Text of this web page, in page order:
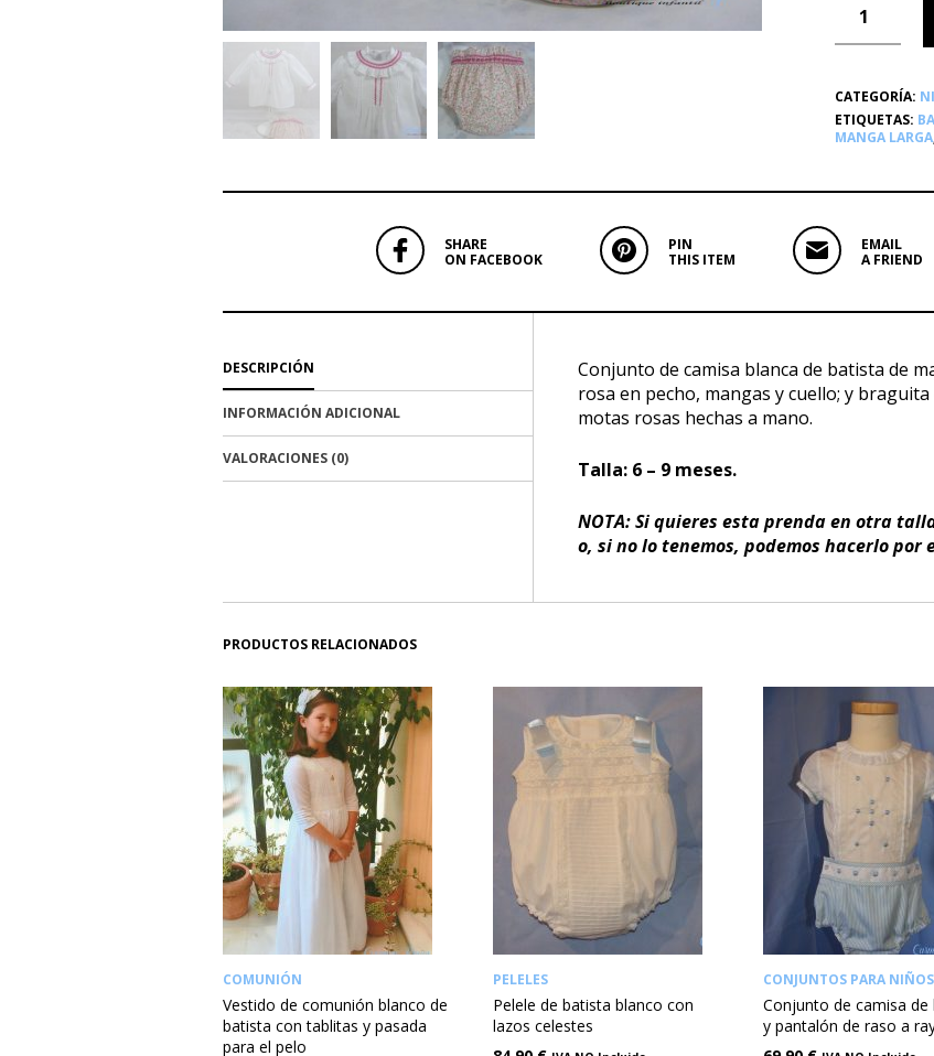
CATEGORÍA:
ETIQUETAS:
MANGA LARGA
SHARE
ON FACEBOOK
PIN
THIS ITEM
EMAIL
A FRIEND
DESCRIPCIÓN
INFORMACIÓN ADICIONAL
VALORACIONES (0)
Conjunto de camisa blanca de batista de
rosa en pecho, mangas y cuello; y
motas rosas hechas a mano.
Talla: 6 – 9 meses.
NOTA: Si quieres esta prenda en otra
o, si no lo tenemos, podemos hacerlo por
PRODUCTOS RELACIONADOS
COMUNIÓN
Vestido de comunión blanco de
batista con tablitas y pasada
para el pelo
PELELES
Pelele de batista blanco con
lazos celestes
CONJUNTOS PARA NIÑOS
Conjunto de camisa de
y pantalón de raso a